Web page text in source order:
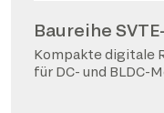
Baureihe
Kompakte digitale
für DC- und BLDC-